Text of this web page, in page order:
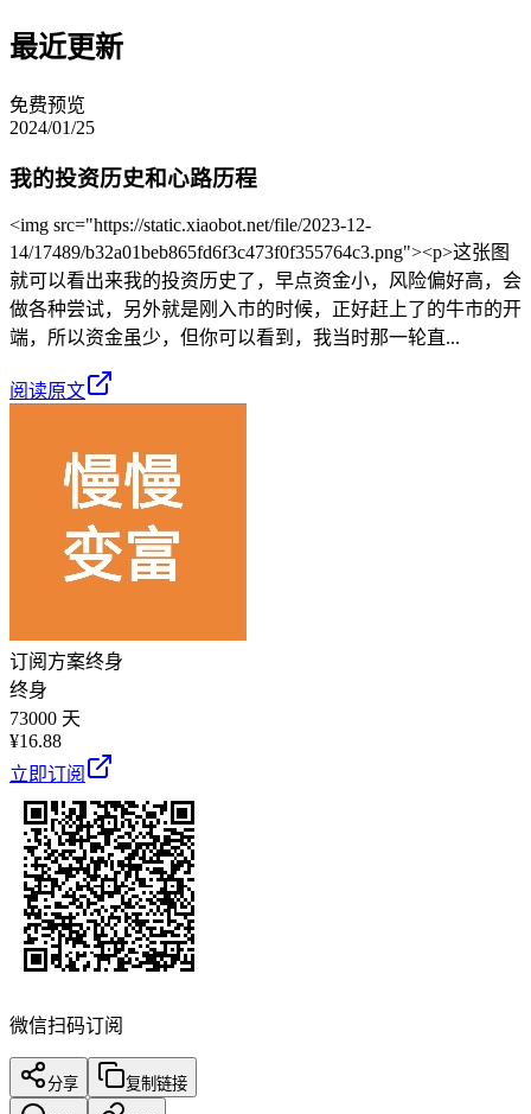
最近更新
免费预览
2024/01/25
我的投资历史和心路历程
<img src="https://static.xiaobot.net/file/2023-12-
14/17489/b32a01beb865fd6f3c473f0f355764c3.png"><p>这张图
就可以看出来我的投资历史了，早点资金小，风险偏好高，会
做各种尝试，另外就是刚入市的时候，正好赶上了的牛市的开
端，所以资金虽少，但你可以看到，我当时那一轮直...
阅读原文
订阅方案终身
终身
73000 天
¥16.88
立即订阅
微信扫码订阅
分享 复制链接